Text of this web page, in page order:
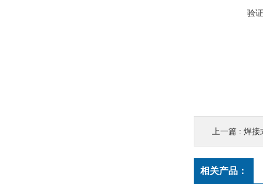
验
上一篇 : 焊接
相关产品：